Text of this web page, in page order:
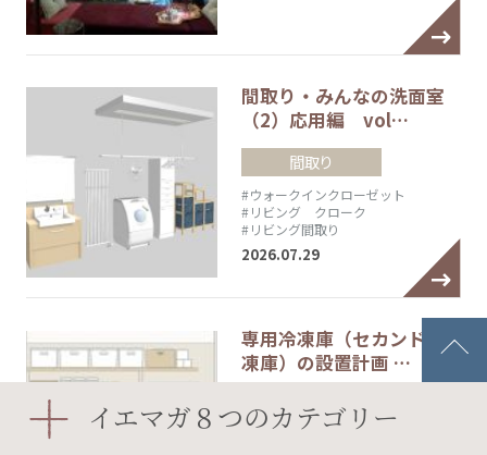
間取り・みんなの洗面室
（2）応用編 vol…
間取り
#ウォークインクローゼット
#リビング クローク
#リビング間取り
2026.07.29
専用冷凍庫（セカンド冷
凍庫）の設置計画 …
間取り
イエマガ８つのカテゴリー